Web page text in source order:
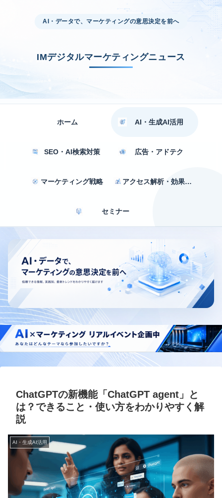
AI・データで、マーケティングの意思決定を前へ
IMデジタルマーケティングニュース
ホーム AI・生成AI活用
SEO・AI検索対策 広告・アドテク
マーケティング戦略 アクセス解析・効果測定
セミナー
ChatGPTの新機能「ChatGPT agent」と
は？できること・使い方をわかりやすく解
説
AI・生成AI活用